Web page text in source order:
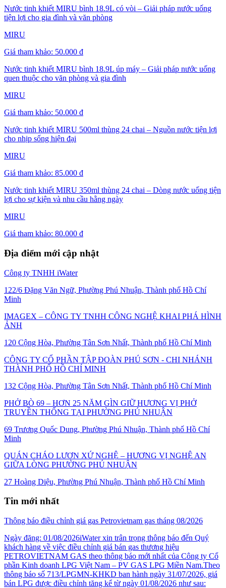
Nước tinh khiết MIRU bình 18.9L có vòi – Giải pháp nước uống
tiện lợi cho gia đình và văn phòng
MIRU
Giá tham khảo: 50.000 đ
Nước tinh khiết MIRU bình 18.9L úp máy – Giải pháp nước uống
quen thuộc cho văn phòng và gia đình
MIRU
Giá tham khảo: 50.000 đ
Nước tinh khiết MIRU 500ml thùng 24 chai – Nguồn nước tiện lợi
cho nhịp sống hiện đại
MIRU
Giá tham khảo: 85.000 đ
Nước tinh khiết MIRU 350ml thùng 24 chai – Dòng nước uống tiện
lợi cho sự kiện và nhu cầu hằng ngày
MIRU
Giá tham khảo: 80.000 đ
Địa điểm mới cập nhật
Công ty TNHH iWater
122/6 Đặng Văn Ngữ, Phường Phú Nhuận, Thành phố Hồ Chí
Minh
IMAGEX – CÔNG TY TNHH CÔNG NGHỆ KHAI PHÁ HÌNH
ẢNH
120 Cộng Hòa, Phường Tân Sơn Nhất, Thành phố Hồ Chí Minh
CÔNG TY CỔ PHẦN TẬP ĐOÀN PHÚ SƠN - CHI NHÁNH
THÀNH PHỐ HỒ CHÍ MINH
132 Cộng Hòa, Phường Tân Sơn Nhất, Thành phố Hồ Chí Minh
PHỞ BÒ 69 – HƠN 25 NĂM GÌN GIỮ HƯƠNG VỊ PHỞ
TRUYỀN THỐNG TẠI PHƯỜNG PHÚ NHUẬN
69 Trương Quốc Dung, Phường Phú Nhuận, Thành phố Hồ Chí
Minh
QUÁN CHÁO LƯƠN XỨ NGHỆ – HƯƠNG VỊ NGHỆ AN
GIỮA LÒNG PHƯỜNG PHÚ NHUẬN
27 Hoàng Diệu, Phường Phú Nhuận, Thành phố Hồ Chí Minh
Tin mới nhất
Thông báo điều chỉnh giá gas Petrovietnam gas tháng 08/2026
Ngày đăng: 01/08/2026iWater xin trân trọng thông báo đến Quý
khách hàng về việc điều chỉnh giá bán gas thương hiệu
PETROVIETNAM GAS theo thông báo mới nhất của Công ty Cổ
phần Kinh doanh LPG Việt Nam – PV GAS LPG Miền Nam.Theo
thông báo số 713/LPGMN-KHKD ban hành ngày 31/07/2026, giá
bán LPG được điều chỉnh tăng kể từ ngày 01/08/2026 như sau: